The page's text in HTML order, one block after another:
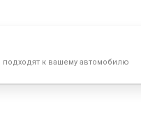
подходят к вашему автомобилю